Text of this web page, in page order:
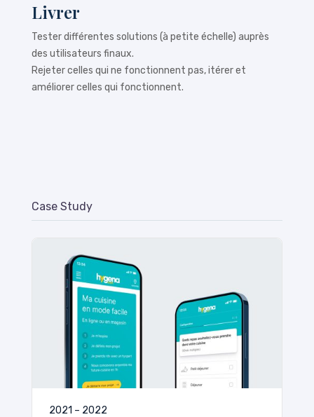
Livrer
Tester différentes solutions (à petite échelle) auprès
des utilisateurs finaux.
Rejeter celles qui ne fonctionnent pas, itérer et
améliorer celles qui fonctionnent.
Case Study
2021 – 2022